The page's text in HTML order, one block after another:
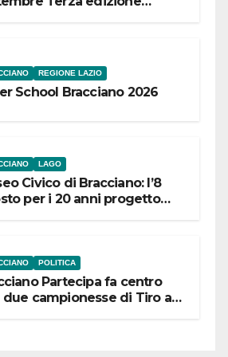
REGIONE LAZIO
School Bracciano 2026
LAGO
Civico di Bracciano: l’8
per i 20 anni progetto
POLITICA
Partecipa fa centro
due campionesse di Tiro a